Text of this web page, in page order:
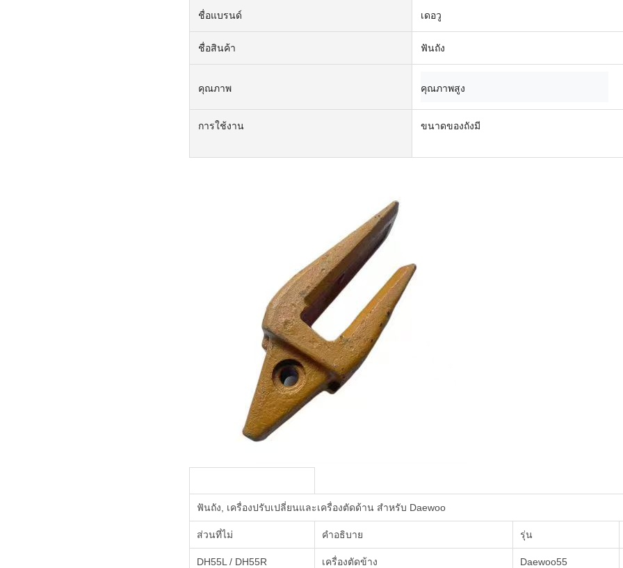
ชื่อแบรนด์ เดอวู
ชื่อสินค้า ฟันถัง
คุณภาพ คุณภาพสูง
การใช้งาน ขนาดของถังมี
ฟันถัง, เครื่องปรับเปลี่ยนและเครื่องตัดด้าน สําหรับ Daewoo
ส่วนที่ไม่ คําอธิบาย รุ่น
DH55L / DH55R เครื่องตัดข้าง Daewoo55